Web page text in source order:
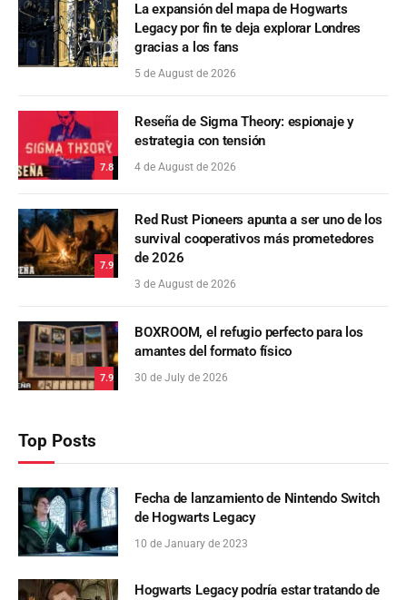
La expansión del mapa de Hogwarts
Legacy por fin te deja explorar Londres
gracias a los fans
5 de August de 2026
7.8
Reseña de Sigma Theory: espionaje y
estrategia con tensión
4 de August de 2026
7.9
Red Rust Pioneers apunta a ser uno de los
survival cooperativos más prometedores
de 2026
3 de August de 2026
7.9
BOXROOM, el refugio perfecto para los
amantes del formato físico
30 de July de 2026
Top Posts
Fecha de lanzamiento de Nintendo Switch
de Hogwarts Legacy
10 de January de 2023
Hogwarts Legacy podría estar tratando de